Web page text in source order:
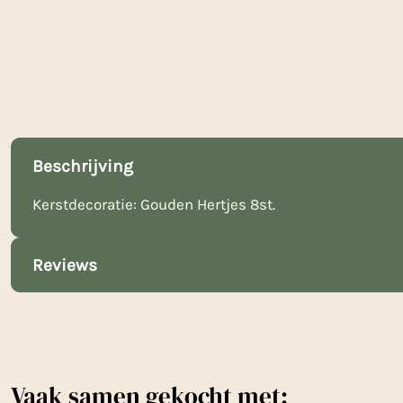
Beschrijving
Kerstdecoratie: Gouden Hertjes 8st.
Reviews